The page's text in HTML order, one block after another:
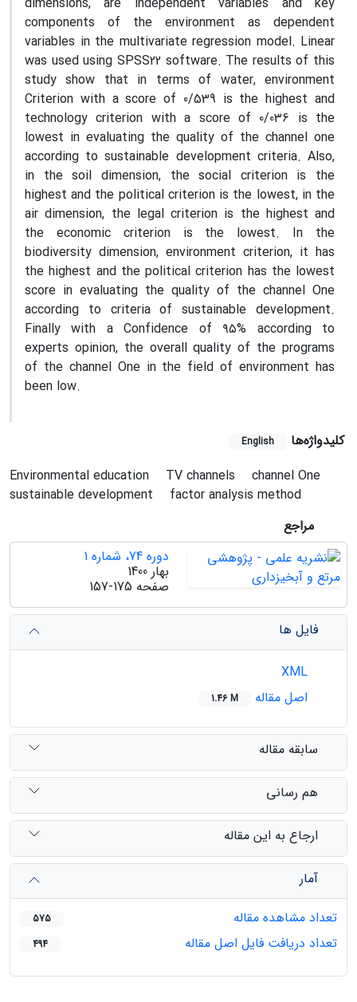
components of the environment as dependent
variables in the multivariate regression model. Linear
was used using SPSS22 software. The results of this
study show that in terms of water, environment
Criterion with a score of 0/539 is the highest and
technology criterion with a score of 0/036 is the
lowest in evaluating the quality of the channel one
according to sustainable development criteria. Also,
in the soil dimension, the social criterion is the
highest and the political criterion is the lowest, in the
air dimension, the legal criterion is the highest and
the economic criterion is the lowest. In the
biodiversity dimension, environment criterion, it has
the highest and the political criterion has the lowest
score in evaluating the quality of the channel One
according to criteria of sustainable development.
Finally with a Confidence of ٩٥% according to
experts opinion, the overall quality of the programs
of the channel One in the field of environment has
been low.
کلیدواژه‌ها English
Environmental education TV channels
channel One
sustainable development
factor analysis method
مراجع
دوره 74، شماره 1
بهار 1400
صفحه 157-175
فایل ها
اصل مقاله
1.46 M
سابقه مقاله
هم رسانی
ارجاع به این مقاله
آمار
تعداد مشاهده مقاله
575
تعداد دریافت فایل اصل مقاله 494